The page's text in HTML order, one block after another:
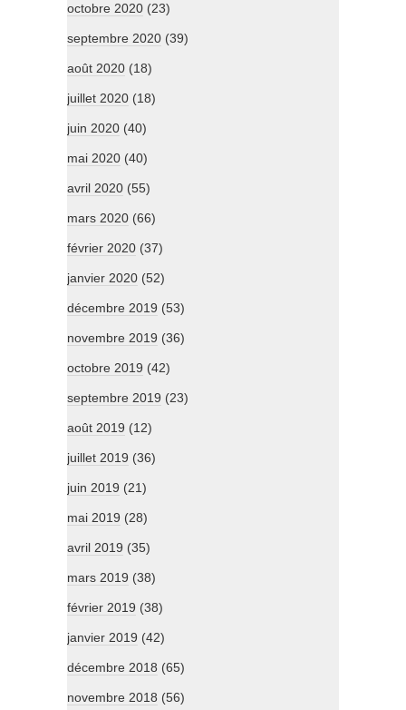
octobre 2020 (23)
septembre 2020 (39)
août 2020 (18)
juillet 2020 (18)
juin 2020 (40)
mai 2020 (40)
avril 2020 (55)
mars 2020 (66)
février 2020 (37)
janvier 2020 (52)
décembre 2019 (53)
novembre 2019 (36)
octobre 2019 (42)
septembre 2019 (23)
août 2019 (12)
juillet 2019 (36)
juin 2019 (21)
mai 2019 (28)
avril 2019 (35)
mars 2019 (38)
février 2019 (38)
janvier 2019 (42)
décembre 2018 (65)
novembre 2018 (56)